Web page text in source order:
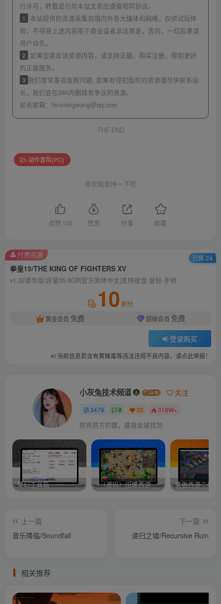
行许可，转载或引用本站文章应遵循相同协议。
1
本站提供的资源采集自国内外各大媒体和网络，仅供试玩体
验；不得将上述内容用于商业或者非法用途，否则，一切后果请
用户自负。
2
如果您喜欢该资源内容，请支持正版，购买注册，得到更好
的正版服务。
3 我们非常重视版权问题, 如果有侵犯版权的资源请尽快联系站
长，我们会在24h内删除有争议的资源。
站长邮箱： fenxiangwang@qq.com
THE END
动作冒险(PC)
喜欢就支持一下吧
点赞 100 赞赏 分享 收藏
拳皇15/THE KING OF FIGHTERS XV
v1.32豪华版|容量35.6GB|官方简体中文|支持键盘.鼠标.手柄
10 积分
黄金会员 免费 超级会员 免费
登录购买
当前信息若含有黄赌毒等违法违规不良内容，请点此举报！
付费资源 已售 24
小灰兔技术频道 关注
3479 8 33 318W+
照亮前方的路，路就会被找到
梦幻工具箱————-免费 –（源码）田螺西游9.0 假人摆摊18门派飞升渡劫化圣助战最新BB谛听…. 笑傲西游二版-
上一篇
音乐降临/Soundfall
下一篇
递归之墟/Recursive Ruin
相关推荐